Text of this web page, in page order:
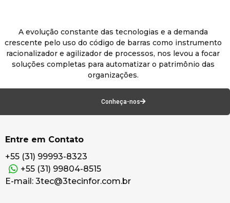
A evolução constante das tecnologias e a demanda
crescente pelo uso do código de barras como instrumento
racionalizador e agilizador de processos, nos levou a focar
soluções completas para automatizar o patrimônio das
organizações.
Conheça-nos
Entre em Contato
+55 (31) 99993-8323
+55 (31) 99804-8515
E-mail: 3tec@3tecinfor.com.br